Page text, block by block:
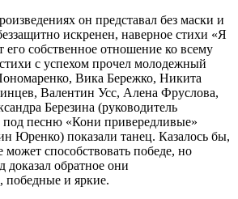
он представал без маски и
искренен, наверное стихи «Я
собственное отношение ко всему
с успехом прочел молодежный
Вика Бережко, Никита
Валентин Усс, Алена Фруслова,
Березина (руководитель
песню «Кони привередливые»
Юренко) показали танец. Казалось бы,
может способствовать победе, но
доказал обратное они
победные и яркие.